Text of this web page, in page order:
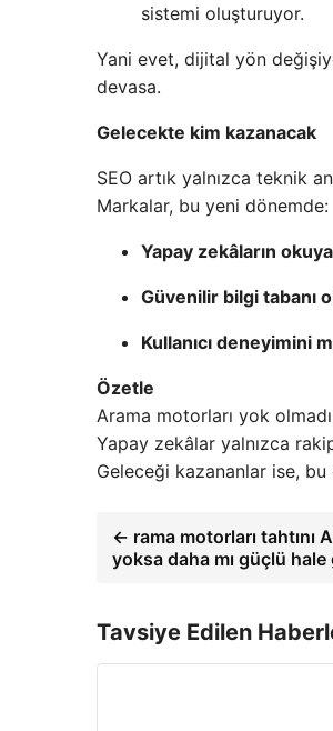
sistemi oluşturuyor.
Yani evet, dijital yön
devasa.
Gelecekte kim kazanacak
SEO artık yalnızca teknik
Markalar, bu yeni dönemde:
Yapay zekâların
Güvenilir bilgi tabanı
Kullanıcı deneyimini
Özetle
Arama motorları yok
Yapay zekâlar yalnızca
Geleceği kazananlar ise,
← rama motorları tahtını
yoksa daha mı güçlü hale
Tavsiye Edilen